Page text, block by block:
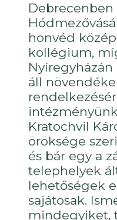
Debrecenben
honvéd
kollégium,
áll
Kratochvil
öröksége
és bár egy a
telephelyek
lehetőségek
sajátosak.
mindegyiket,